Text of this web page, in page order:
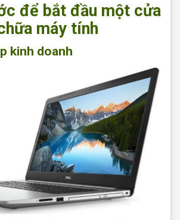
để bắt đầu một cửa
máy tính
kinh doanh